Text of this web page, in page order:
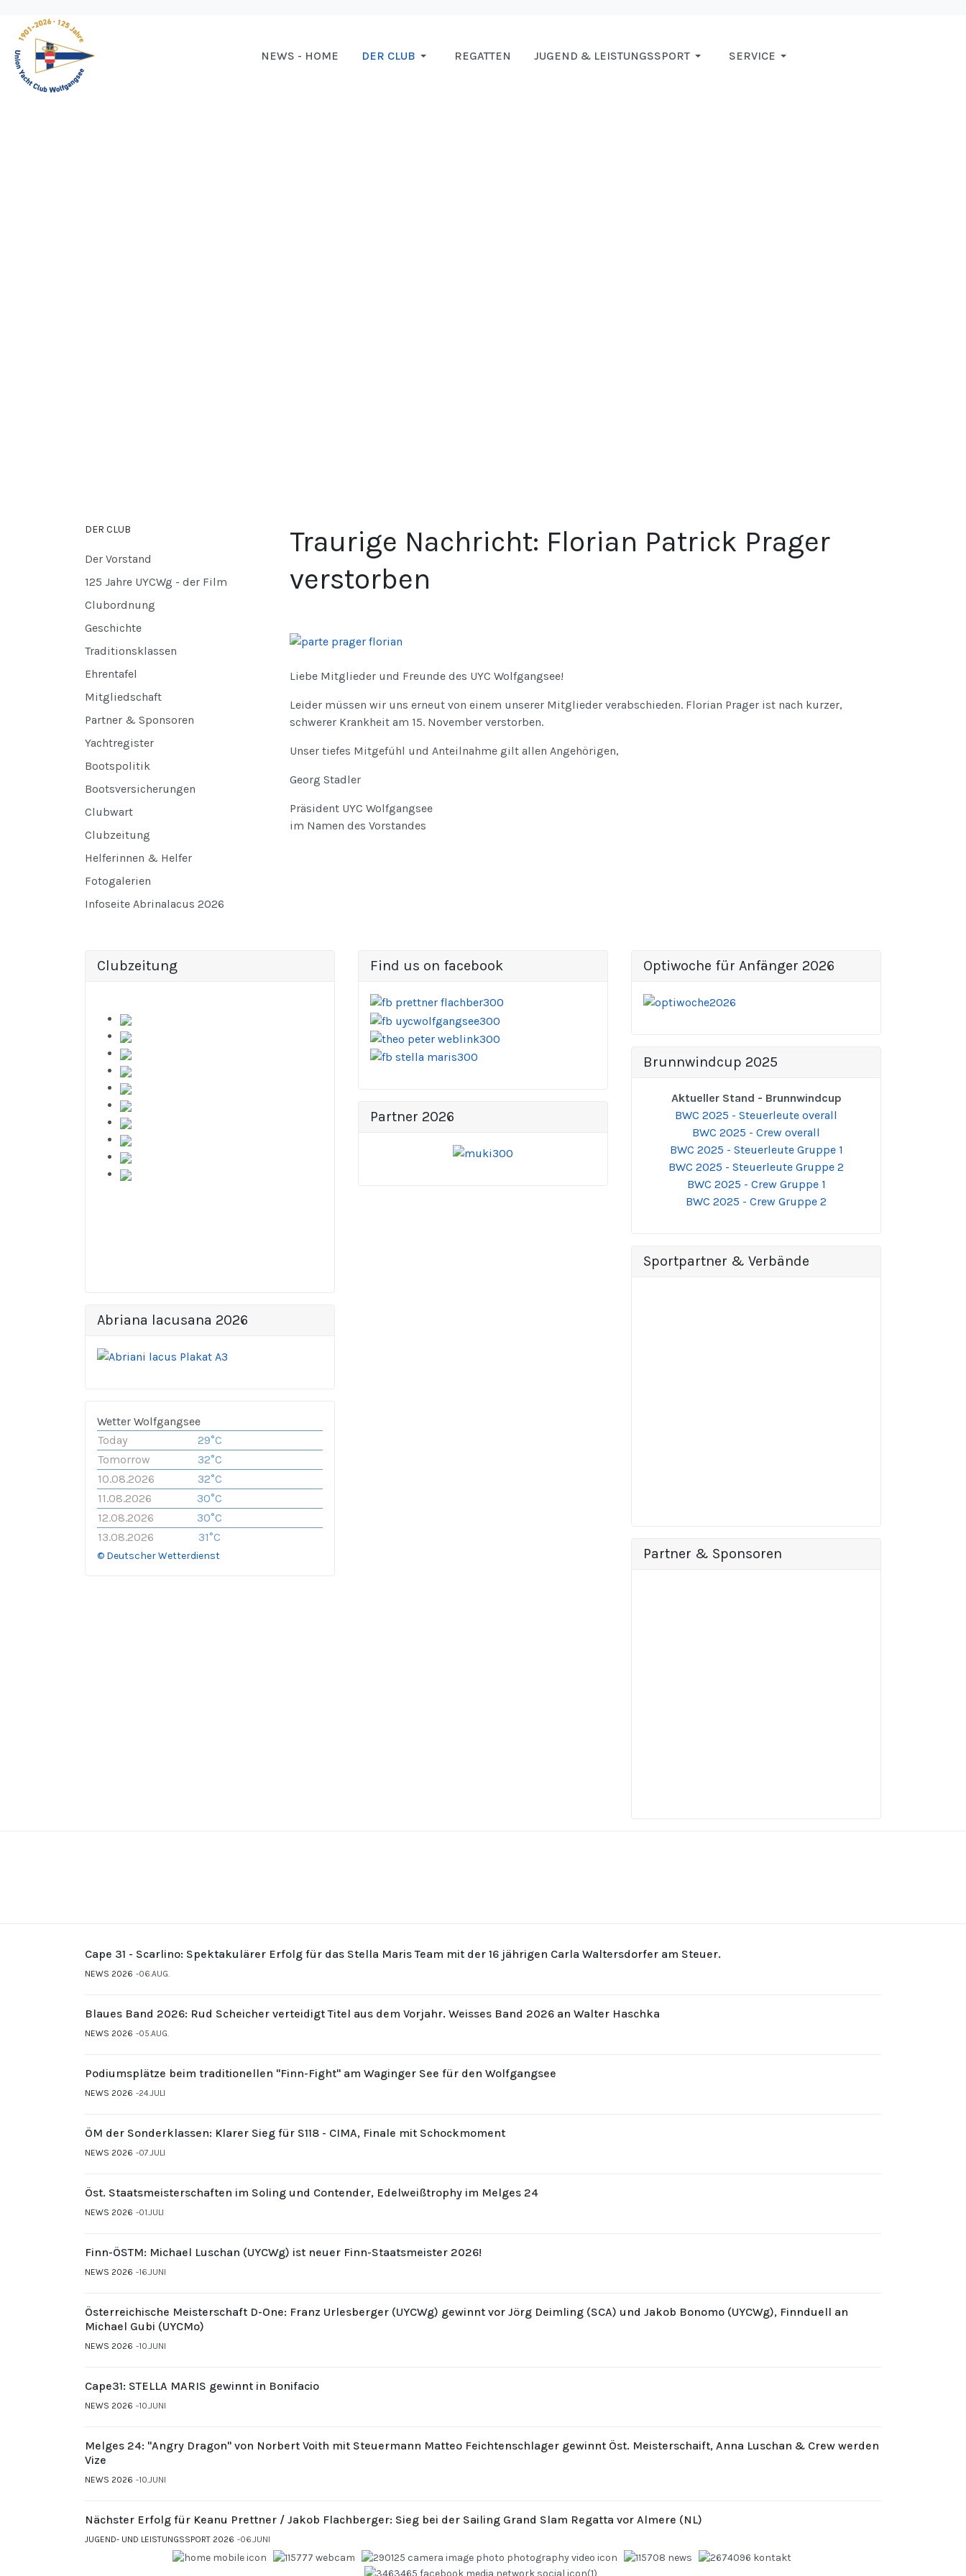
NEWS - HOME DER CLUB REGATTEN JUGEND & LEISTUNGSSPORT SERVICE
Traurige Nachricht: Florian Patrick Prager
verstorben
Liebe Mitglieder und Freunde des UYC Wolfgangsee!
Leider müssen wir uns erneut von einem unserer Mitglieder verabschieden. Florian Prager ist nach kurzer,
schwerer Krankheit am 15. November verstorben.
Unser tiefes Mitgefühl und Anteilnahme gilt allen Angehörigen,
Georg Stadler
Präsident UYC Wolfgangsee
im Namen des Vorstandes
DER CLUB
Der Vorstand
125 Jahre UYCWg - der Film
Clubordnung
Geschichte
Traditionsklassen
Ehrentafel
Mitgliedschaft
Partner & Sponsoren
Yachtregister
Bootspolitik
Bootsversicherungen
Clubwart
Clubzeitung
Helferinnen & Helfer
Fotogalerien
Infoseite Abrinalacus 2026
Clubzeitung
Abriana lacusana 2026
Wetter Wolfgangsee
Today
29°C
Tomorrow
32°C
10.08.2026
32°C
11.08.2026
30°C
12.08.2026
30°C
13.08.2026
31°C
© Deutscher Wetterdienst
Find us on facebook
Partner 2026
Optiwoche für Anfänger 2026
Brunnwindcup 2025
Aktueller Stand - Brunnwindcup
BWC 2025 - Steuerleute overall
BWC 2025 - Crew overall
BWC 2025 - Steuerleute Gruppe 1
BWC 2025 - Steuerleute Gruppe 2
BWC 2025 - Crew Gruppe 1
BWC 2025 - Crew Gruppe 2
Sportpartner & Verbände
Partner & Sponsoren
Cape 31 - Scarlino: Spektakulärer Erfolg für das Stella Maris Team mit der 16 jährigen Carla Waltersdorfer am Steuer.
NEWS 2026 06.AUG.
Blaues Band 2026: Rud Scheicher verteidigt Titel aus dem Vorjahr. Weisses Band 2026 an Walter Haschka
NEWS 2026 05.AUG.
Podiumsplätze beim traditionellen "Finn-Fight" am Waginger See für den Wolfgangsee
NEWS 2026 24.JULI
ÖM der Sonderklassen: Klarer Sieg für S118 - CIMA, Finale mit Schockmoment
NEWS 2026 07.JULI
Öst. Staatsmeisterschaften im Soling und Contender, Edelweißtrophy im Melges 24
NEWS 2026 01.JULI
Finn-ÖSTM: Michael Luschan (UYCWg) ist neuer Finn-Staatsmeister 2026!
NEWS 2026 16.JUNI
Österreichische Meisterschaft D-One: Franz Urlesberger (UYCWg) gewinnt vor Jörg Deimling (SCA) und Jakob Bonomo (UYCWg), Finnduell an
Michael Gubi (UYCMo)
NEWS 2026 10.JUNI
Cape31: STELLA MARIS gewinnt in Bonifacio
NEWS 2026 10.JUNI
Melges 24: "Angry Dragon" von Norbert Voith mit Steuermann Matteo Feichtenschlager gewinnt Öst. Meisterschaift, Anna Luschan & Crew werden
Vize
NEWS 2026 10.JUNI
Nächster Erfolg für Keanu Prettner / Jakob Flachberger: Sieg bei der Sailing Grand Slam Regatta vor Almere (NL)
JUGEND- UND LEISTUNGSSPORT 2026 06.JUNI